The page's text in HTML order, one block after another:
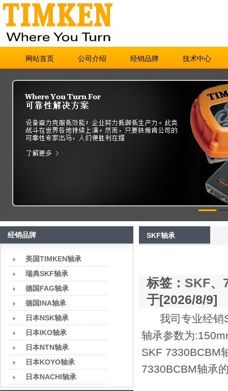
网站首页 公司介绍 经销品牌 技术中心
经销品牌
美国TIMKEN轴承
瑞典SKF轴承
德国FAG轴承
德国INA轴承
日本NSK轴承
日本IKO轴承
日本NTN轴承
日本KOYO轴承
日本NACHI轴承
SKF轴承
标签： SKF、
于[2026/8/9]
我司专业经销
轴承参数为
SKF 7330BCBM
7330BCBM轴承